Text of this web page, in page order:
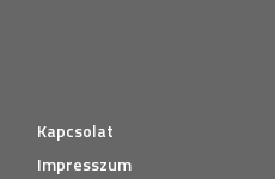
Kapcsolat
Impresszum